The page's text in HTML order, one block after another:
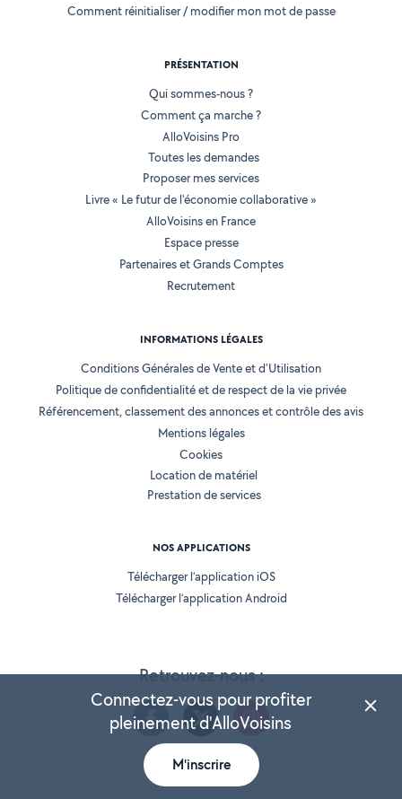
Retrouvez-nous :
Comment réinitialiser / modifier mon mot de passe
PRÉSENTATION
Qui sommes-nous ?
Comment ça marche ?
AlloVoisins Pro
Toutes les demandes
Proposer mes services
Livre « Le futur de l'économie collaborative »
AlloVoisins en France
Espace presse
Partenaires et Grands Comptes
Recrutement
INFORMATIONS LÉGALES
Conditions Générales de Vente et d'Utilisation
Politique de confidentialité et de respect de la vie privée
Référencement, classement des annonces et contrôle des avis
Mentions légales
Cookies
Location de matériel
Prestation de services
NOS APPLICATIONS
Télécharger l’application iOS
Télécharger l’application Android
Connectez-vous pour profiter
pleinement d'AlloVoisins
M'inscrire